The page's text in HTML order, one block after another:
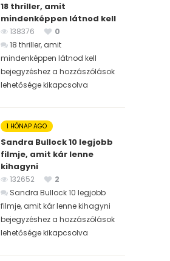
18 thriller, amit
mindenképpen látnod kell
138376
0
18 thriller, amit
mindenképpen látnod kell
bejegyzéshez a hozzászólások
lehetősége kikapcsolva
1 HÓNAP AGO
Sandra Bullock 10 legjobb
filmje, amit kár lenne
kihagyni
132652
2
Sandra Bullock 10 legjobb
filmje, amit kár lenne kihagyni
bejegyzéshez a hozzászólások
lehetősége kikapcsolva